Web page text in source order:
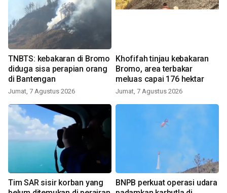
TNBTS: kebakaran di Bromo
diduga sisa perapian orang
di Bantengan
Jumat, 7 Agustus 2026
Khofifah tinjau kebakaran
Bromo, area terbakar
meluas capai 176 hektar
Jumat, 7 Agustus 2026
Tim SAR sisir korban yang
BNPB perkuat operasi udara